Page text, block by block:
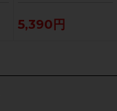
5,390円